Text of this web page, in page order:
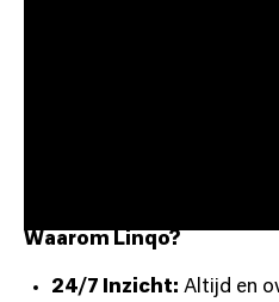
vrachtwagens, het
tachografen, of het
elektrische voertuigen
scala aan in-house
missie is helder: het
logistieke uitdagingen,
kunnen focussen op hun
Waarom Linqo?
24/7 Inzicht: Altijd en